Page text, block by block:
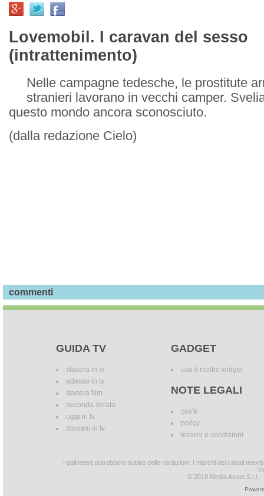
Lovemobil. I caravan del sesso
(intrattenimento)
Nelle campagne tedesche, le prostitute
stranieri lavorano in vecchi camper.
questo mondo ancora sconosciuto.
(dalla redazione Cielo)
commenti
GUIDA TV
stasera in tv
adesso in tv
stasera film
seconda serata
oggi in tv
domani in tv
GADGET
usa il nostro widget
NOTE LEGALI
cos'è
policy
termini e condizioni
I palinsesti potrebbero subire delle variazioni. I marchi dei canali
© 2018 Media Asset S.r.l.